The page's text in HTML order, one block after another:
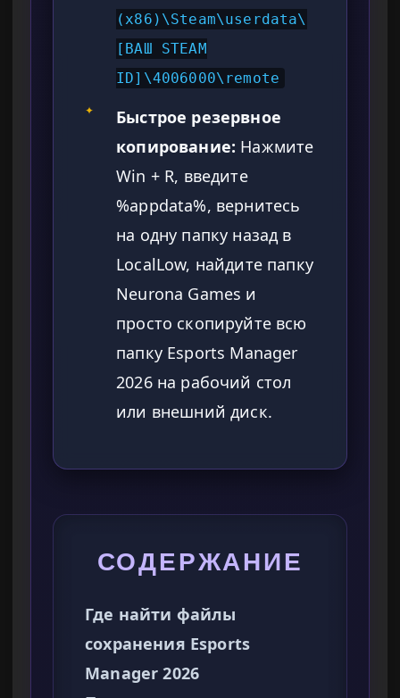
(x86)\Steam\userdata\
[ВАШ STEAM
ID]\4006000\remote
✦
Быстрое резервное
копирование: Нажмите
Win + R, введите
%appdata%, вернитесь
на одну папку назад в
LocalLow, найдите папку
Neurona Games и
просто скопируйте всю
папку Esports Manager
2026 на рабочий стол
или внешний диск.
СОДЕРЖАНИЕ
Где найти файлы
сохранения Esports
Manager 2026